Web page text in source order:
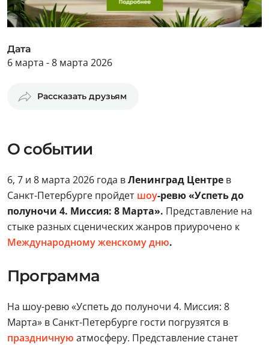
Дата
6 марта - 8 марта 2026
Рассказать друзьям
О событии
6, 7 и 8 марта 2026 года вЛенинград Центре в
Санкт-Петербурге пройдет шоу-ревю «Успеть до
полуночи 4. Миссия: 8 Марта». Представление на
стыке разных сценических жанров приурочено к
Международному женскому дню.
Программа
На шоу-ревю «Успеть до полуночи 4. Миссия: 8
Марта» в Санкт-Петербурге гости погрузятся в
праздничную атмосферу. Представление станет